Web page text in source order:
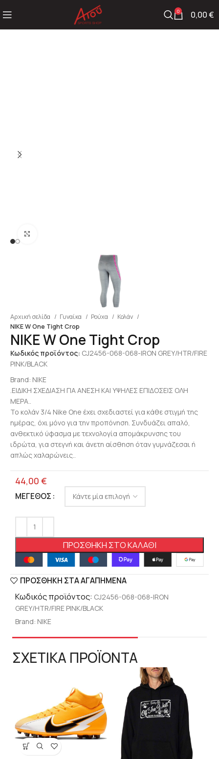
0 0,00€
Αρχική σελίδα Γυναίκα Ρούχα
Κολάν
NIKE W One Tight Crop
NIKE W One Tight Crop
Κωδικός προϊόντος: CJ2456-068-068-IRON GREY/HTR/FIRE
PINK/BLACK
Brand: NIKE
.ΕΙΔΙΚΗ ΣΧΕΔΙΑΣΗ ΓΙΑ ΑΝΕΣΗ ΚΑΙ ΥΨΗΛΕΣ ΕΠΙΔΟΣΕΙΣ ΟΛΗ
ΜΕΡΑ..
Το κολάν 3/4 Nike One έχει σχεδιαστεί για κάθε στιγμή της
ημέρας, όχι μόνο για την προπόνηση. Συνδυάζει απαλό,
ανθεκτικό ύφασμα με τεχνολογία απομάκρυνσης του
ιδρώτα, για στεγνή και άνετη αίσθηση όταν γυμνάζεσαι ή
απλώς χαλαρώνεις..
44,00 €
ΜΈΓΕΘΟΣ
ΠΡΟΣΘΉΚΗ ΣΤΟ ΚΑΛΆΘΙ
ΠΡΟΣΘΉΚΗ ΣΤΑ ΑΓΑΠΗΜΈΝΑ
Κωδικός προϊόντος: CJ2456-068-068-IRON
GREY/HTR/FIRE PINK/BLACK
Brand: NIKE
ΣΧΕΤΙΚΑ ΠΡΟΪΟΝΤΑ